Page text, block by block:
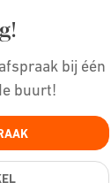
bij één
buurt!